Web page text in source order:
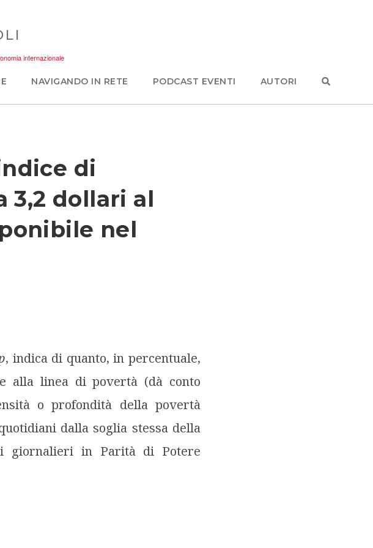
internazionale
NAVIGANDO IN RETE PODCAST EVENTI AUTORI
di
3,2 dollari al
nel
, indica di quanto, in percentuale,
linea di povertà (dà conto
o profondità della povertà
dalla soglia stessa della
giornalieri in Parità di Potere